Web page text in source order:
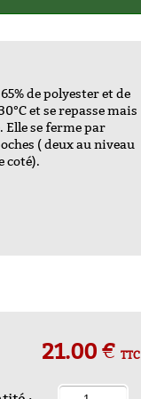
de polyester et de
et se repasse mais
Elle se ferme par
( deux au niveau
coté).
21.00 €TTC